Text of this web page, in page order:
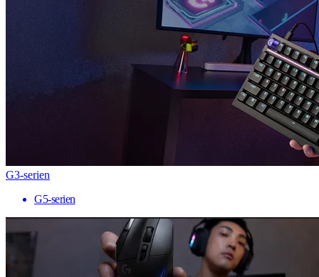
G3-serien
G5-serien